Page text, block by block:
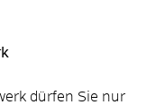
dürfen Sie nur